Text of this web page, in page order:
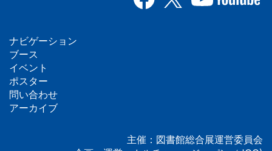
フ
ッ
タ
ナビゲーション
ブース
イベント
ポスター
問い合わせ
アーカイブ
主催：図書館総合展運営委員会